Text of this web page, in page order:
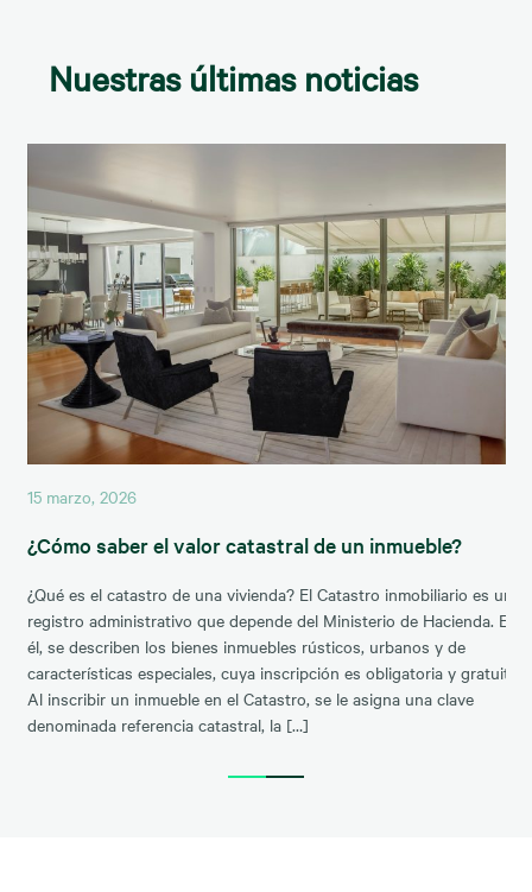
Nuestras últimas noticias
15 marzo, 2026
¿Cómo saber el valor catastral de un inmueble?
¿Qué es el catastro de una vivienda? El Catastro inmobiliario es un
registro administrativo que depende del Ministerio de Hacienda. En
él, se describen los bienes inmuebles rústicos, urbanos y de
características especiales, cuya inscripción es obligatoria y gratuita.
Al inscribir un inmueble en el Catastro, se le asigna una clave
denominada referencia catastral, la […]